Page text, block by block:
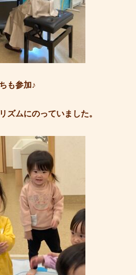
も参加♪
ズムにのっていました。